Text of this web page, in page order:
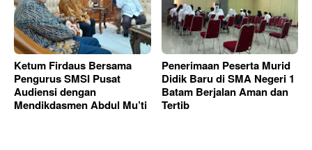
Ketum Firdaus Bersama
Pengurus SMSI Pusat
Audiensi dengan
Mendikdasmen Abdul Mu’ti
Penerimaan Peserta Murid
Didik Baru di SMA Negeri 1
Batam Berjalan Aman dan
Tertib